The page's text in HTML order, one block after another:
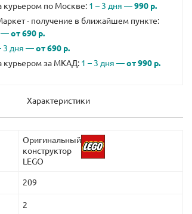
курьером по Москве: 1 – 3 дня —990 р.
- получение в ближайшем пункте:
—от 690 р.
3 дня —от 690 р.
курьером за МКАД: 1 – 3 дня —от 990 р.
Характеристики
Оригинальный
конструктор
LEGO
209
2